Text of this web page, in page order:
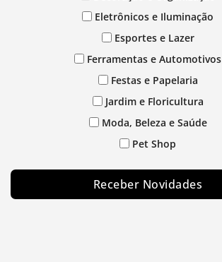
Eletrônicos e Iluminação
Esportes e Lazer
Ferramentas e Automotivos
Festas e Papelaria
Jardim e Floricultura
Moda, Beleza e Saúde
Pet Shop
Receber Novidades